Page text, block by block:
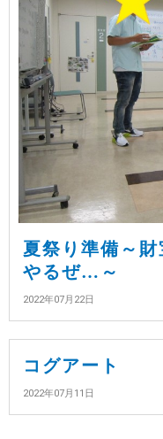
夏祭り準備～
やるぜ…～
2022年07月22日
コグアート
2022年07月11日